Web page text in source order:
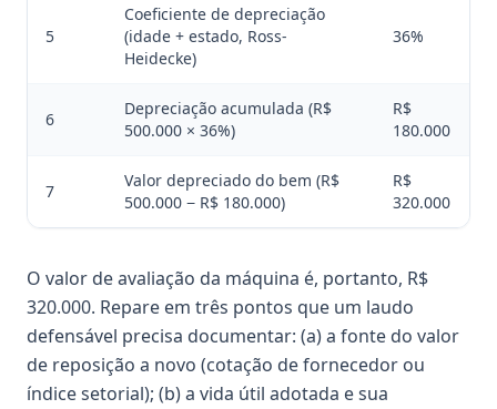
5
Coeficiente de depreciação
(idade + estado, Ross-
Heidecke)
36%
6
Depreciação acumulada (R$
500.000 × 36%)
R$
180.000
7
Valor depreciado do bem (R$
500.000 − R$ 180.000)
R$
320.000
O valor de avaliação da máquina é, portanto, R$
320.000. Repare em três pontos que um laudo
defensável precisa documentar: (a) a fonte do valor
de reposição a novo (cotação de fornecedor ou
índice setorial); (b) a vida útil adotada e sua